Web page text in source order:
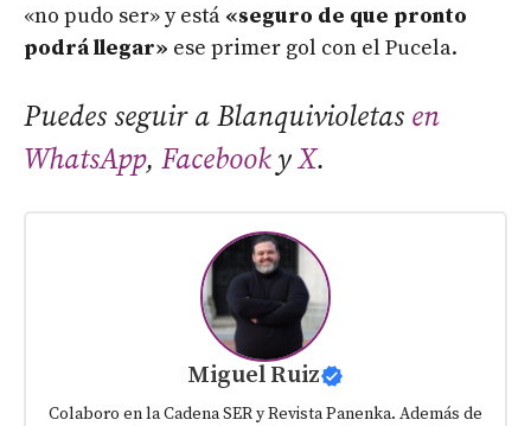
«no pudo ser» y está «seguro de que pronto
podrá llegar» ese primer gol con el Pucela.
Puedes seguir a Blanquivioletas en
WhatsApp, FacebookyX.
Miguel Ruiz
Colaboro en la Cadena SER y Revista Panenka. Además de